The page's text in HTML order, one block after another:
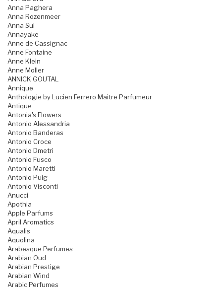
Anna Paghera
Anna Rozenmeer
Anna Sui
Annayake
Anne de Cassignac
Anne Fontaine
Anne Klein
Anne Moller
ANNICK GOUTAL
Annique
Anthologie by Lucien Ferrero Maitre Parfumeur
Antique
Antonia's Flowers
Antonio Alessandria
Antonio Banderas
Antonio Croce
Antonio Dmetri
Antonio Fusco
Antonio Maretti
Antonio Puig
Antonio Visconti
Anucci
Apothia
Apple Parfums
April Aromatics
Aqualis
Aquolina
Arabesque Perfumes
Arabian Oud
Arabian Prestige
Arabian Wind
Arabic Perfumes